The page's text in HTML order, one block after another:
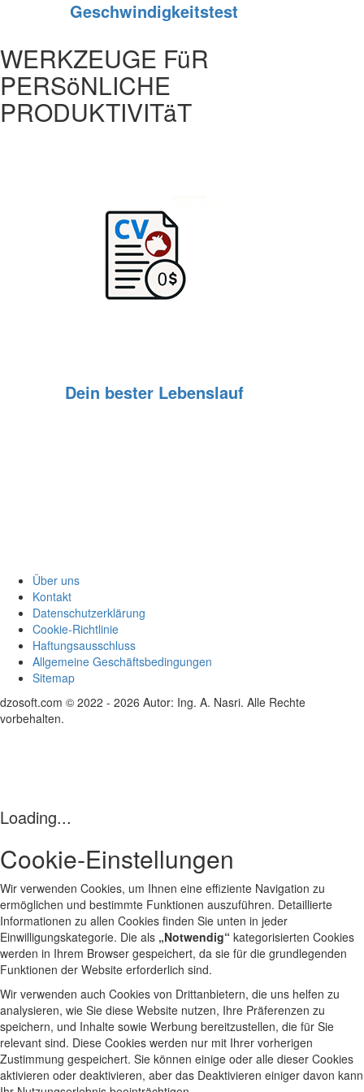
Geschwindigkeitstest
WERKZEUGE FüR
PERSöNLICHE
PRODUKTIVITäT
Dein bester Lebenslauf
Über uns
Kontakt
Datenschutzerklärung
Cookie‑Richtlinie
Haftungsausschluss
Allgemeine Geschäftsbedingungen
Sitemap
dzosoft.com © 2022 - 2026 Autor: Ing. A. Nasri. Alle Rechte
vorbehalten.
Loading...
Cookie‑Einstellungen
Wir verwenden Cookies, um Ihnen eine effiziente Navigation zu
ermöglichen und bestimmte Funktionen auszuführen. Detaillierte
Informationen zu allen Cookies finden Sie unten in jeder
Einwilligungskategorie. Die als „Notwendig“ kategorisierten Cookies
werden in Ihrem Browser gespeichert, da sie für die grundlegenden
Funktionen der Website erforderlich sind.
Wir verwenden auch Cookies von Drittanbietern, die uns helfen zu
analysieren, wie Sie diese Website nutzen, Ihre Präferenzen zu
speichern, und Inhalte sowie Werbung bereitzustellen, die für Sie
relevant sind. Diese Cookies werden nur mit Ihrer vorherigen
Zustimmung gespeichert. Sie können einige oder alle dieser Cookies
aktivieren oder deaktivieren, aber das Deaktivieren einiger davon kann